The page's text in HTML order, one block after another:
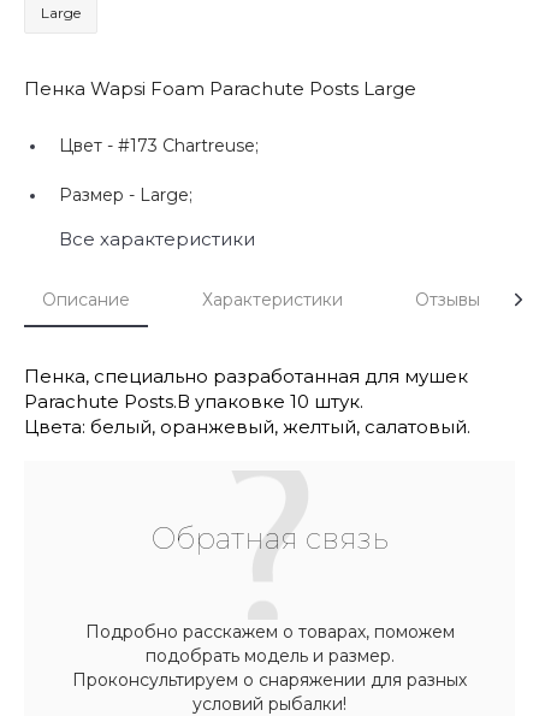
Large
Пенка Wapsi Foam Parachute Posts Large
Цвет - #173 Chartreuse;
Размер - Large;
Все характеристики
Описание Характеристики Отзывы
Пенка, специально разработанная для мушек
Parachute Posts.В упаковке 10 штук.
Цвета: белый, оранжевый, желтый, салатовый.
Обратная связь
Подробно расскажем о товарах, поможем
подобрать модель и размер.
Проконсультируем о снаряжении для разных
условий рыбалки!